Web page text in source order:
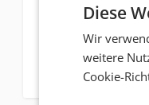
Diese
Wir
weitere
Cookie-